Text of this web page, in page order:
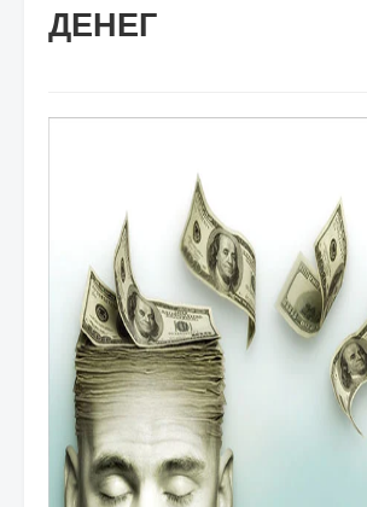
ДЕНЕГ